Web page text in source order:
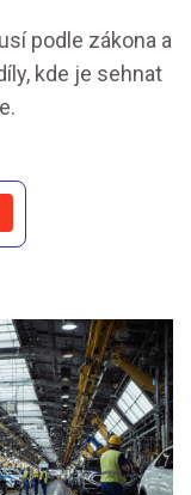
podle zákona a
kde je sehnat